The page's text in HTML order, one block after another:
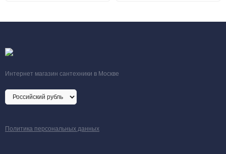
Интернет магазин сантехники в Москве
Политика персональных данных